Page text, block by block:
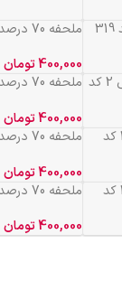
400,000تومان
ملحفه 70 درصد نخ طرح سنگی عرض 2 کد
400,000تومان
ملحفه 70 درصد نخ طرح گل عرض 2 کد
400,000تومان
ملحفه 70 درصد نخ طرح گل عرض 2 کد
400,000تومان